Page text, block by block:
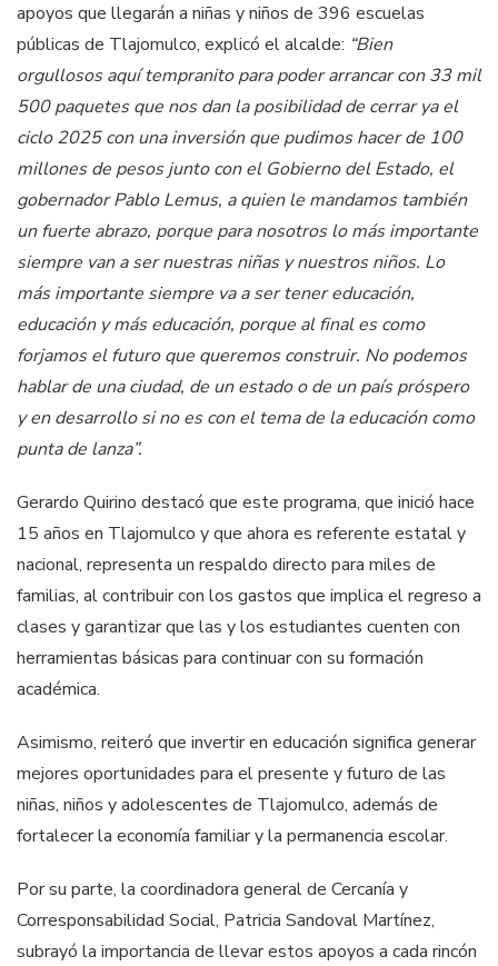
apoyos que llegarán a niñas y niños de 396 escuelas
públicas de Tlajomulco, explicó el alcalde: “Bien
orgullosos aquí tempranito para poder arrancar con 33 mil
500 paquetes que nos dan la posibilidad de cerrar ya el
ciclo 2025 con una inversión que pudimos hacer de 100
millones de pesos junto con el Gobierno del Estado, el
gobernador Pablo Lemus, a quien le mandamos también
un fuerte abrazo, porque para nosotros lo más importante
siempre van a ser nuestras niñas y nuestros niños. Lo
más importante siempre va a ser tener educación,
educación y más educación, porque al final es como
forjamos el futuro que queremos construir. No podemos
hablar de una ciudad, de un estado o de un país próspero
y en desarrollo si no es con el tema de la educación como
punta de lanza”.
Gerardo Quirino destacó que este programa, que inició hace
15 años en Tlajomulco y que ahora es referente estatal y
nacional, representa un respaldo directo para miles de
familias, al contribuir con los gastos que implica el regreso a
clases y garantizar que las y los estudiantes cuenten con
herramientas básicas para continuar con su formación
académica.
Asimismo, reiteró que invertir en educación significa generar
mejores oportunidades para el presente y futuro de las
niñas, niños y adolescentes de Tlajomulco, además de
fortalecer la economía familiar y la permanencia escolar.
Por su parte, la coordinadora general de Cercanía y
Corresponsabilidad Social, Patricia Sandoval Martínez,
subrayó la importancia de llevar estos apoyos a cada rincón